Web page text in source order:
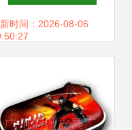
漫画设计素材全攻
时间：2026-08-06